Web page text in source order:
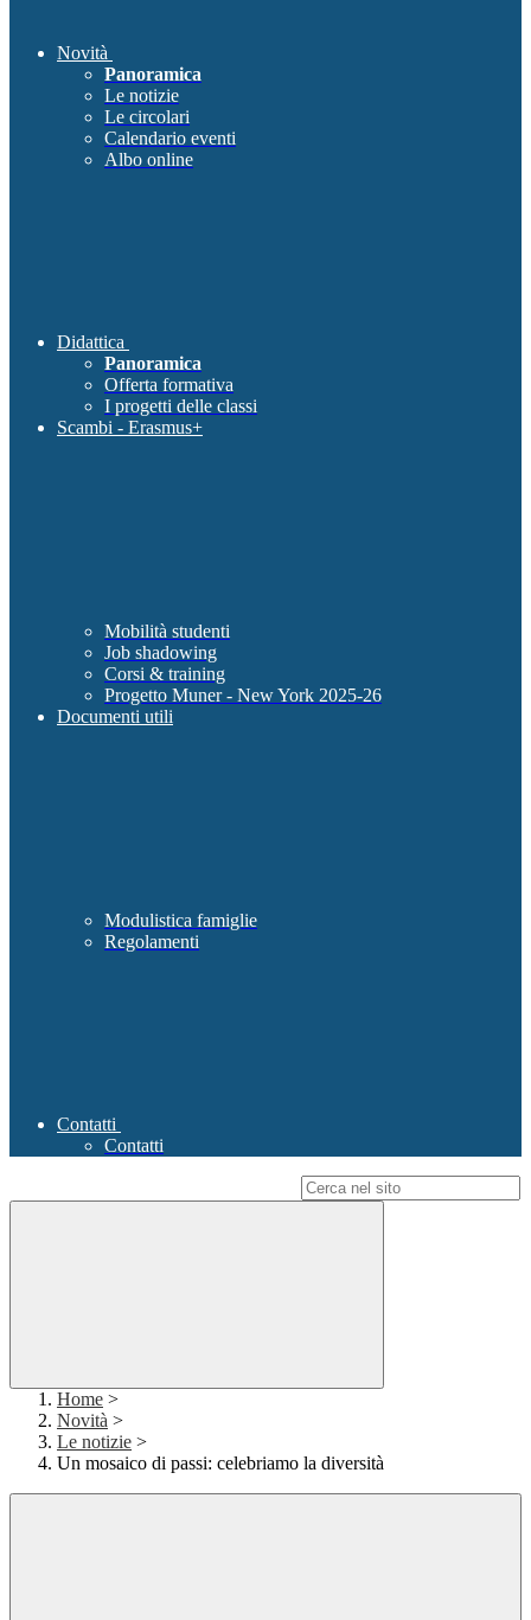
Novità
Panoramica
Le notizie
Le circolari
Calendario eventi
Albo online
Didattica
Panoramica
Offerta formativa
I progetti delle classi
Scambi - Erasmus+
Mobilità studenti
Job shadowing
Corsi & training
Progetto Muner - New York 2025-26
Documenti utili
Modulistica famiglie
Regolamenti
Contatti
Contatti
Home >
Novità >
Le notizie >
Un mosaico di passi: celebriamo la diversità